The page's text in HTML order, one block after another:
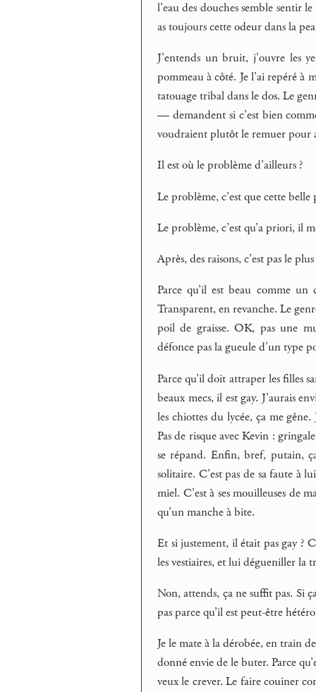
l’eau des douches semble sentir
as toujours cette odeur dans la
J’entends un bruit, j’ouvre les
pommeau à côté. Je l’ai repéré à
tatouage tribal dans le dos. Le
— demandent si c’est bien
voudraient plutôt le remuer pour
Il est où le problème d’ailleurs ?
Le problème, c’est que cette
Le problème, c’est qu’a priori, il
Après, des raisons, c’est pas le
Parce qu’il est beau comme
Transparent, en revanche. Le
poil de graisse. OK, pas une
défonce pas la gueule d’un type
Parce qu’il doit attraper les filles
beaux mecs, il est gay. J’aurais
les chiottes du lycée, ça me
Pas de risque avec Kevin :
se répand. Enfin, bref, putain,
solitaire. C’est pas de sa faute à
miel. C’est à ses mouilleuses de
qu’un manche à bite.
Et si justement, il était pas gay ?
les vestiaires, et lui dégueniller la
Non, attends, ça ne suffit pas. Si
pas parce qu’il est peut-être
Je le mate à la dérobée, en train
donné envie de le buter. Parce
veux le crever. Le faire couiner